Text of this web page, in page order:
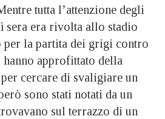
tutta l’attenzione degli
sera era rivolta allo stadio
la partita dei grigi contro
approfittato della
cercare di svaligiare un
sono stati notati da un
sul terrazzo di un